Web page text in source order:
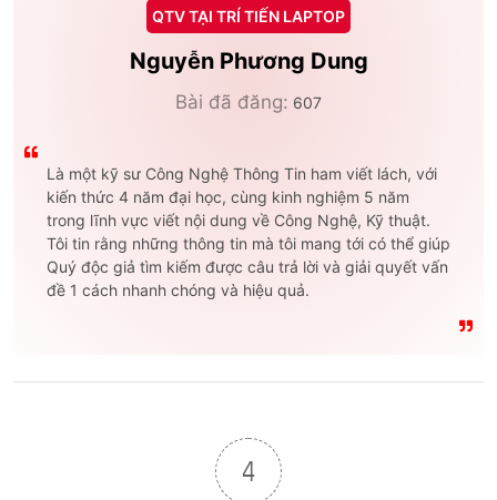
QTV TẠI TRÍ TIẾN LAPTOP
Nguyễn Phương Dung
Bài đã đăng: 607
Là một kỹ sư Công Nghệ Thông Tin ham viết lách, với
kiến thức 4 năm đại học, cùng kinh nghiệm 5 năm
trong lĩnh vực viết nội dung về Công Nghệ, Kỹ thuật.
Tôi tin rằng những thông tin mà tôi mang tới có thể giúp
Quý độc giả tìm kiếm được câu trả lời và giải quyết vấn
đề 1 cách nhanh chóng và hiệu quả.
4